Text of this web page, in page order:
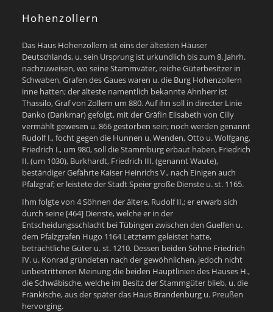
Hohenzollern
Das Haus Hohenzollern ist eins der ältesten Häuser
Deutschlands, u. sein Ursprung ist urkundlich bis zum 8. Jahrh.
nachzuweisen, wo seine Stammväter, reiche Güterbesitzer in
Schwaben, Grafen des Gaues waren u. die Burg Hohenzollern
inne hatten; der älteste namentlich bekannte Ahnherr ist
Thassilo, Graf von Zollern um 880. Auf ihn soll in directer Linie
Danko (Dankmar) gefolgt, mit der Gräfin Elisabeth von Cilly
vermählt gewesen u. 866 gestorben sein; noch werden genannt
Rudolf I., focht gegen die Hunnen u. Wenden, Otto u. Wolfgang,
Friedrich I., um 980, soll die Stammburg erbaut haben, Friedrich
II. (um 1030), Burkhardt, Friedrich III. (genannt Waute),
beständiger Gefährte Kaiser Heinrichs V., nach Einigen auch
Pfalzgraf; er leistete der Stadt Speier große Dienste u. st. 1165.
Ihm folgte von 4 Söhnen der ältere, Rudolf II.; er erwarb sich
durch seine [464] Dienste, welche er in der
Entscheidungsschlacht bei Tübingen zwischen den Guelfen u.
dem Pfalzgrafen Hugo 1164 Letzterm geleistet hatte,
beträchtliche Güter u. st. 1210. Dessen beiden Söhne Friedrich
IV. u. Konrad gründeten nach der gewöhnlichen, jedoch nicht
unbestrittenen Meinung die beiden Hauptlinien des Hauses H.,
die Schwäbische, welche im Besitz der Stammgüter blieb, u. die
Fränkische, aus der später das Haus Brandenburg u. Preußen
hervorging.